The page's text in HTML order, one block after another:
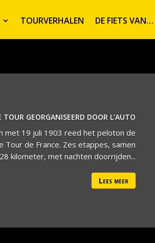
TOURVERHALEN DE FIETS VAN…
TOUR GEORGANISEERD DOOR L’AUTO
met 19 juli 1903 reed het peloton de
Tour de France. Zes etappes, samen
kilometer, met nachten doorrijden...
Lees meer